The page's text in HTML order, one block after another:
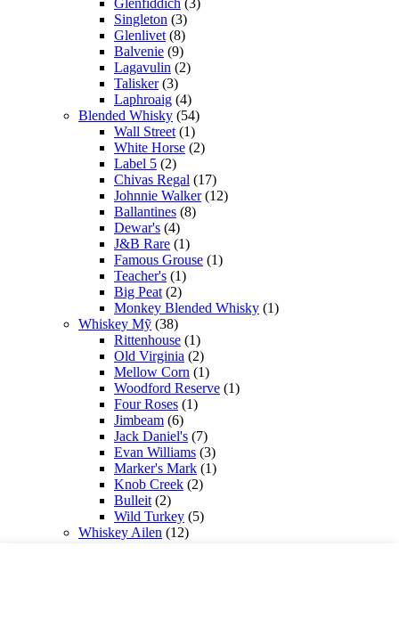
Singleton (3)
Glenlivet (8)
Balvenie (9)
Lagavulin (2)
Talisker (3)
Laphroaig (4)
Blended Whisky (54)
Wall Street (1)
White Horse (2)
Label 5 (2)
Chivas Regal (17)
Johnnie Walker (12)
Ballantines (8)
Dewar's (4)
J&B Rare (1)
Famous Grouse (1)
Teacher's (1)
Big Peat (2)
Monkey Blended Whisky (1)
Whiskey Mỹ (38)
Rittenhouse (1)
Old Virginia (2)
Mellow Corn (1)
Woodford Reserve (1)
Four Roses (1)
Jimbeam (6)
Jack Daniel's (7)
Evan Williams (3)
Marker's Mark (1)
Knob Creek (2)
Bulleit (2)
Wild Turkey (5)
Whiskey Ailen (12)